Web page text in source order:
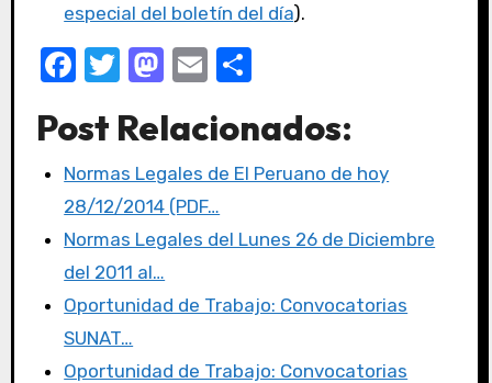
especial del boletín del día).
F
c
e
b
o
o
k
T
it
te
r
M
st
o
d
o
n
E
ail
C
m
p
tir
Post Relacionados:
Normas Legales de El Peruano de hoy
28/12/2014 (PDF…
Normas Legales del Lunes 26 de Diciembre
del 2011 al…
Oportunidad de Trabajo: Convocatorias
SUNAT…
Oportunidad de Trabajo: Convocatorias